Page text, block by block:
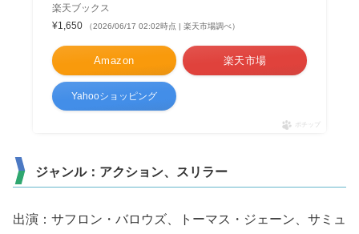
楽天ブックス
¥1,650
（2026/06/17 02:02時点 | 楽天市場調べ）
Amazon 楽天市場
Yahooショッピング
ポチップ
ジャンル：アクション、スリラー
出演：サフロン・バロウズ、トーマス・ジェーン、サミュ